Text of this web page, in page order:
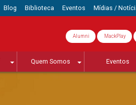
Blog Biblioteca Eventos Mídias /
Alumni MackPlay
Quem Somos Eventos